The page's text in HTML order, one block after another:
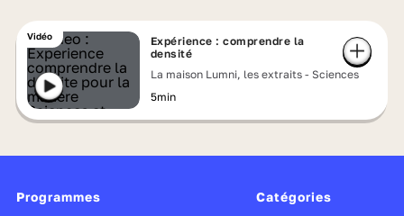
Vidéo
Expérience : comprendre la
densité
La maison Lumni, les extraits - Sciences
5min
Programmes Catégories